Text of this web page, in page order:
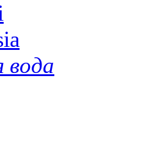
вода